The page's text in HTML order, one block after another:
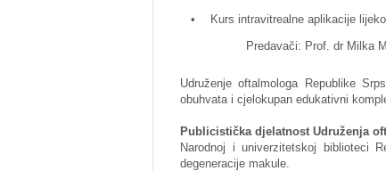
•
Kurs intravitrealne aplikacije
Predavači: Prof. dr Milka
Udruženje oftalmologa Republike
obuhvata i cjelokupan edukativni
Publicistička djelatnost Udruženja
Narodnoj i univerzitetskoj biblioteci
degeneracije makule.